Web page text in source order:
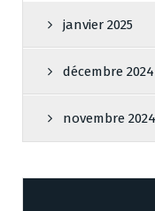
janvier 2025
décembre 2024
novembre 2024